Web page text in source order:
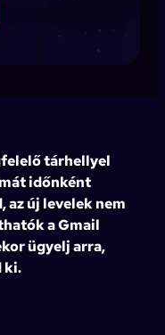
tárhellyel
időnként
az új levelek nem
a Gmail
ügyelj arra,
ki.